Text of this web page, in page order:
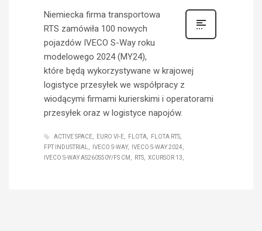
Niemiecka firma transportowa
RTS zamówiła 100 nowych
pojazdów IVECO S-Way roku
modelowego 2024 (MY24),
które będą wykorzystywane w krajowej
logistyce przesyłek we współpracy z
wiodącymi firmami kurierskimi i operatorami
przesyłek oraz w logistyce napojów.
ACTIVE SPACE EURO VI-E FLOTA
FLOTA RTS
FPT INDUSTRIAL
IVECO S-WAY
IVECO S-WAY 2024
IVECO S-WAY AS260S50Y/FS CM
RTS XCURSOR 13